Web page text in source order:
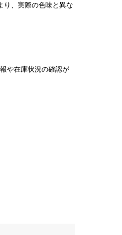
り、実際の色味と異な
や在庫状況の確認が